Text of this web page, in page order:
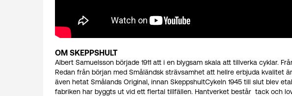
OM SKEPPSHULT
Albert Samuelsson började 1911 att i en blygsam skala att tillverka cyklar.
Redan från början med Småländsk strävsamhet att hellre erbjuda kvalitet
även hetat Smålands Original, innan SkeppshultCykeln 1945 till slut blev
fabriken har byggts ut vid ett flertal tillfällen. Hantverket består  tack och